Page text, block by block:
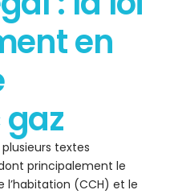
en
textes
principalement le
(CCH) et le